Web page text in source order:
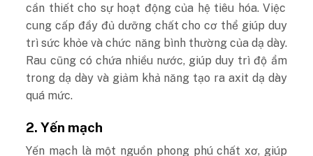
cần thiết cho sự hoạt động của hệ tiêu hóa. Việc
cung cấp đầy đủ dưỡng chất cho cơ thể giúp duy
trì sức khỏe và chức năng bình thường của dạ dày.
Rau cũng có chứa nhiều nước, giúp duy trì độ ẩm
trong dạ dày và giảm khả năng tạo ra axit dạ dày
quá mức.
2.Yến mạch
Yến mạch là một nguồn phong phú chất xơ, giúp